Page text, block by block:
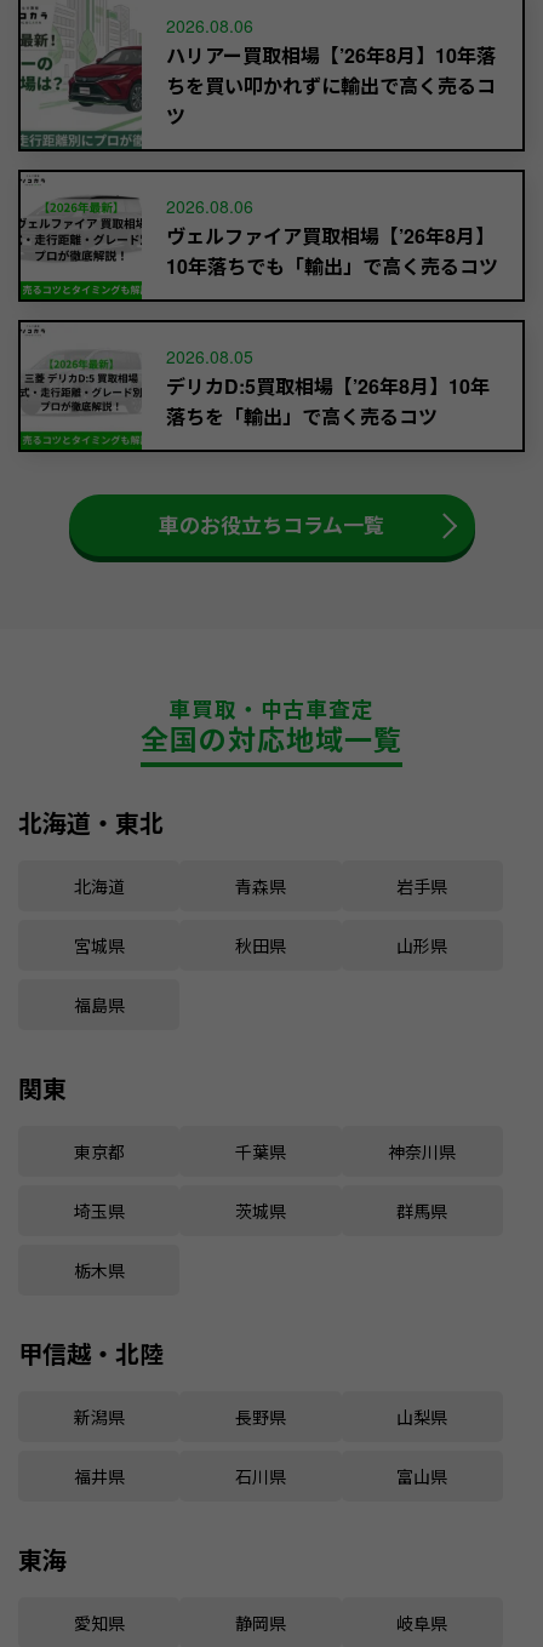
2026.08.06
ハリアー買取相場【’26年8月】10年落
ちを買い叩かれずに輸出で高く売るコ
ツ
2026.08.06
ヴェルファイア買取相場【’26年8月】
10年落ちでも「輸出」で高く売るコツ
2026.08.05
デリカD:5買取相場【’26年8月】10年
落ちを「輸出」で高く売るコツ
車のお役立ちコラム一覧
車買取・中古車査定
全国の対応地域一覧
北海道・東北
北海道 青森県 岩手県
宮城県 秋田県 山形県
福島県
関東
東京都 千葉県 神奈川県
埼玉県 茨城県 群馬県
栃木県
甲信越・北陸
新潟県 長野県 山梨県
福井県 石川県 富山県
東海
愛知県 静岡県 岐阜県